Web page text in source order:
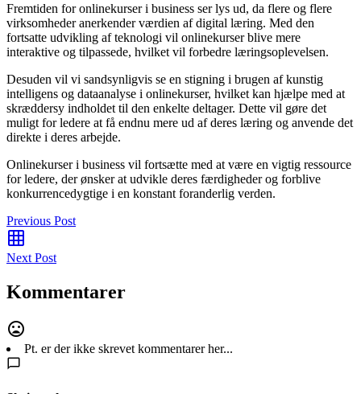
Fremtiden for onlinekurser i business ser lys ud, da flere og flere
virksomheder anerkender værdien af digital læring. Med den
fortsatte udvikling af teknologi vil onlinekurser blive mere
interaktive og tilpassede, hvilket vil forbedre læringsoplevelsen.
Desuden vil vi sandsynligvis se en stigning i brugen af kunstig
intelligens og dataanalyse i onlinekurser, hvilket kan hjælpe med at
skræddersy indholdet til den enkelte deltager. Dette vil gøre det
muligt for ledere at få endnu mere ud af deres læring og anvende det
direkte i deres arbejde.
Onlinekurser i business vil fortsætte med at være en vigtig ressource
for ledere, der ønsker at udvikle deres færdigheder og forblive
konkurrencedygtige i en konstant foranderlig verden.
Previous Post
Next Post
Kommentarer
Pt. er der ikke skrevet kommentarer her...